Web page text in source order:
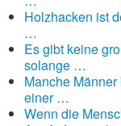
Holzhacken ist
…
Es gibt keine
solange …
Manche
einer …
Wenn die